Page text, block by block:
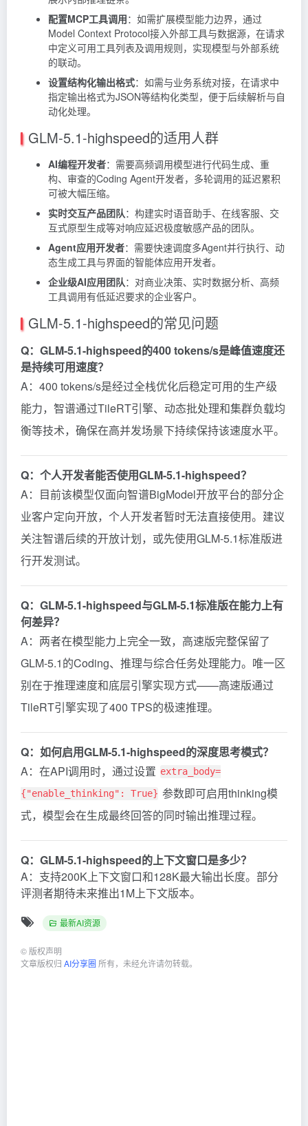
配置MCP工具调用：如需扩展模型能力边界，通过
Model Context Protocol接入外部工具与数据源，在请求
中定义可用工具列表及调用规则，实现模型与外部系统
的联动。
设置结构化输出格式：如需与业务系统对接，在请求中
指定输出格式为JSON等结构化类型，便于后续解析与自
动化处理。
GLM-5.1-highspeed的适用人群
AI编程开发者：需要高频调用模型进行代码生成、重
构、审查的Coding Agent开发者，多轮调用的延迟累积
可被大幅压缩。
实时交互产品团队：构建实时语音助手、在线客服、交
互式原型生成等对响应延迟极度敏感产品的团队。
Agent应用开发者：需要快速调度多Agent并行执行、动
态生成工具与界面的智能体应用开发者。
企业级AI应用团队：对商业决策、实时数据分析、高频
工具调用有低延迟要求的企业客户。
GLM-5.1-highspeed的常见问题
Q：GLM-5.1-highspeed的400 tokens/s是峰值速度还
是持续可用速度？
A：400 tokens/s是经过全栈优化后稳定可用的生产级
能力，智谱通过TileRT引擎、动态批处理和集群负载均
衡等技术，确保在高并发场景下持续保持该速度水平。
Q：个人开发者能否使用GLM-5.1-highspeed？
A：目前该模型仅面向智谱BigModel开放平台的部分企
业客户定向开放，个人开发者暂时无法直接使用。建议
关注智谱后续的开放计划，或先使用GLM-5.1标准版进
行开发测试。
Q：GLM-5.1-highspeed与GLM-5.1标准版在能力上有
何差异？
A：两者在模型能力上完全一致，高速版完整保留了
GLM-5.1的Coding、推理与综合任务处理能力。唯一区
别在于推理速度和底层引擎实现方式——高速版通过
TileRT引擎实现了400 TPS的极速推理。
Q：如何启用GLM-5.1-highspeed的深度思考模式？
A：在API调用时，通过设置 extra_body=
{"enable_thinking": True} 参数即可启用thinking模
式，模型会在生成最终回答的同时输出推理过程。
Q：GLM-5.1-highspeed的上下文窗口是多少？
A：支持200K上下文窗口和128K最大输出长度。部分
评测者期待未来推出1M上下文版本。
最新AI资源
© 版权声明
文章版权归 AI分享圈 所有，未经允许请勿转载。